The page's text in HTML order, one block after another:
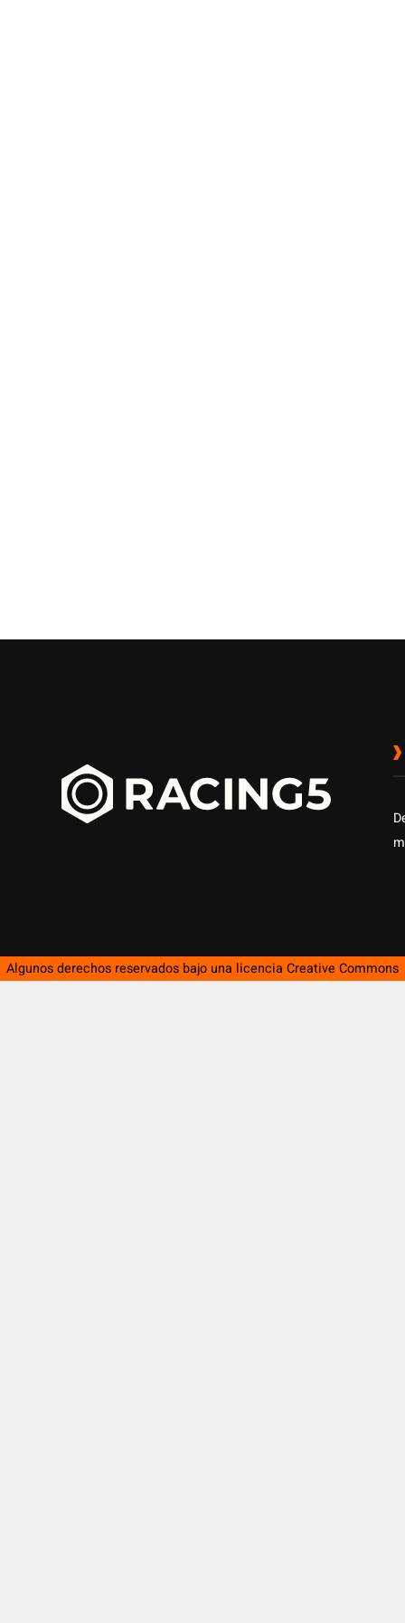
Algunos derechos reservados bajo una licencia Creative Commons